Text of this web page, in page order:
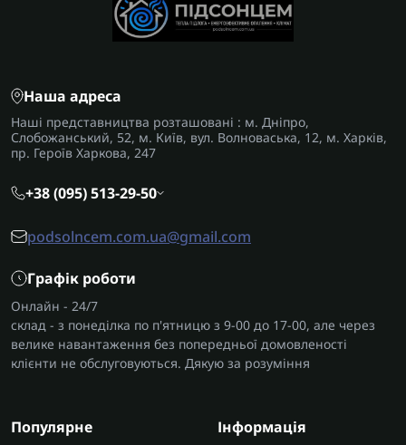
Наша адреса
Наші представництва розташовані : м. Дніпро,
Слобожанський, 52, м. Київ, вул. Волноваська, 12, м. Харків,
пр. Героїв Харкова, 247
+38 (095) 513-29-50
podsolncem.com.ua@gmail.com
Графік роботи
Онлайн - 24/7
склад - з понеділка по п'ятницю з 9-00 до 17-00, але через
велике навантаження без попередньої домовленості
клієнти не обслуговуються. Дякую за розуміння
Популярне Інформація